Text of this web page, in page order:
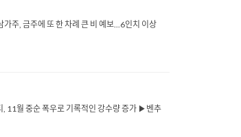
주, 금주에 또 한 차례 큰 비 예보...6인치 이상
11월 중순 폭우로 기록적인 강수량 증가 ▶벤추